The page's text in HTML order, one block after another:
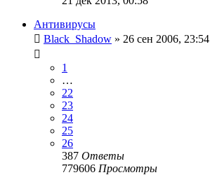
Антивирусы
Black_Shadow » 26 сен 2006, 23:54
1
…
22
23
24
25
26
387 Ответы
779606 Просмотры